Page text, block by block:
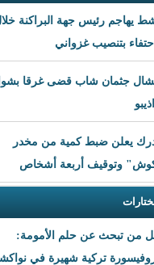
خلال
غرقا بشواطئ
من مخدر
أشخاص
في نواكشوط